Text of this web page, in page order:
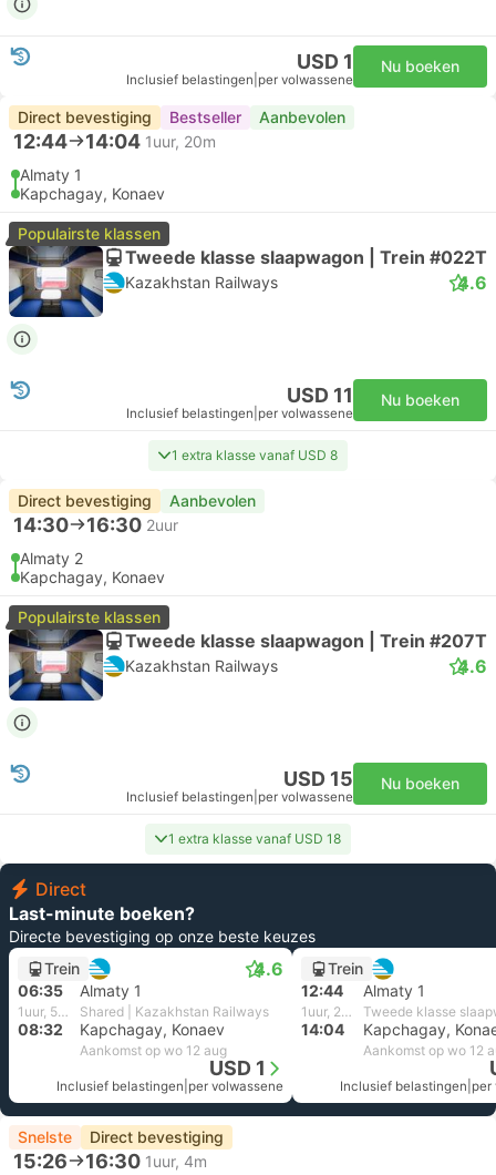
USD 1
Inclusief belastingen per volwassene
Nu boeken
Direct bevestiging Bestseller Aanbevolen
12:44 14:04 1uur, 20m
Almaty 1
Kapchagay, Konaev
Populairste klassen
Tweede klasse slaapwagon | Trein #022Т
Kazakhstan Railways 4.6
USD 11
Inclusief belastingen per volwassene
Nu boeken
1 extra klasse vanaf USD 8
Direct bevestiging Aanbevolen
14:30 16:30 2uur
Almaty 2
Kapchagay, Konaev
Populairste klassen
Tweede klasse slaapwagon | Trein #207Т
Kazakhstan Railways 4.6
USD 15
Inclusief belastingen per volwassene
Nu boeken
1 extra klasse vanaf USD 18
Direct
Last-minute boeken?
Directe bevestiging op onze beste keuzes
Trein
4.6
06:35 Almaty 1
1uur, 57m Shared | Kazakhstan Railways
08:32 Kapchagay, Konaev
Aankomst op wo 12 aug
USD 1
Inclusief belastingen per volwassene
Trein
12:44
Almaty 1
1uur, 20m
14:04 Kapchagay,
Aankomst op wo 12
Inclusief belastingen per
Snelste Direct bevestiging
15:26 16:30 1uur, 4m